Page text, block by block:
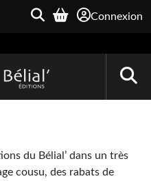
Connexion
du Bélial’ dans un très
cousu, des rabats de